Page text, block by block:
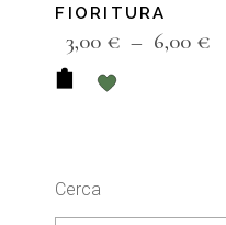
FIORITURA
3,00 € – 6,00 €
Cerca